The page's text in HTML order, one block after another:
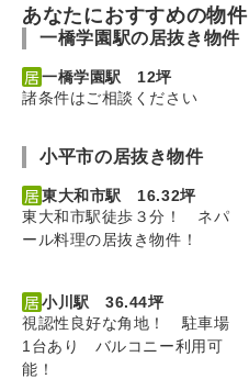
あなたにおすすめの物件
一橋学園駅の居抜き物件
一橋学園駅 12坪
諸条件はご相談ください
小平市の居抜き物件
東大和市駅 16.32坪
東大和市駅徒歩３分！ ネパ
ール料理の居抜き物件！
小川駅 36.44坪
視認性良好な角地！ 駐車場
1台あり バルコニー利用可
能！